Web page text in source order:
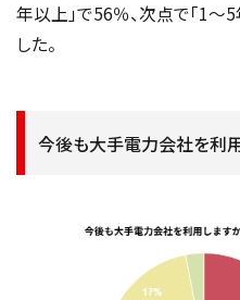
年以上」で56％、次点で「1～
した。
今後も大手電力会社を利